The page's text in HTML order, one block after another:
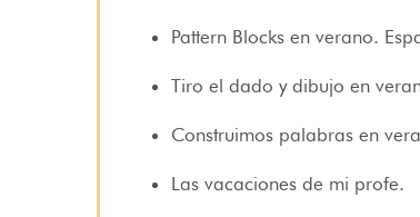
Pattern Blocks en verano.
Tiro el dado y dibujo en
Construimos palabras en
Las vacaciones de mi profe.